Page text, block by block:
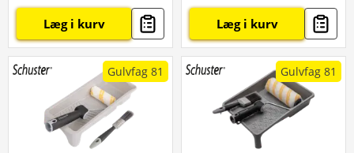
Læg i kurv Læg i kurv
Gulvfag 81 Gulvfag 81